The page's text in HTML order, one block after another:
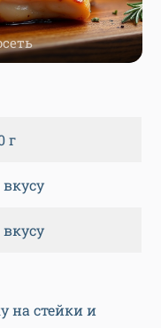
г
на стейки и